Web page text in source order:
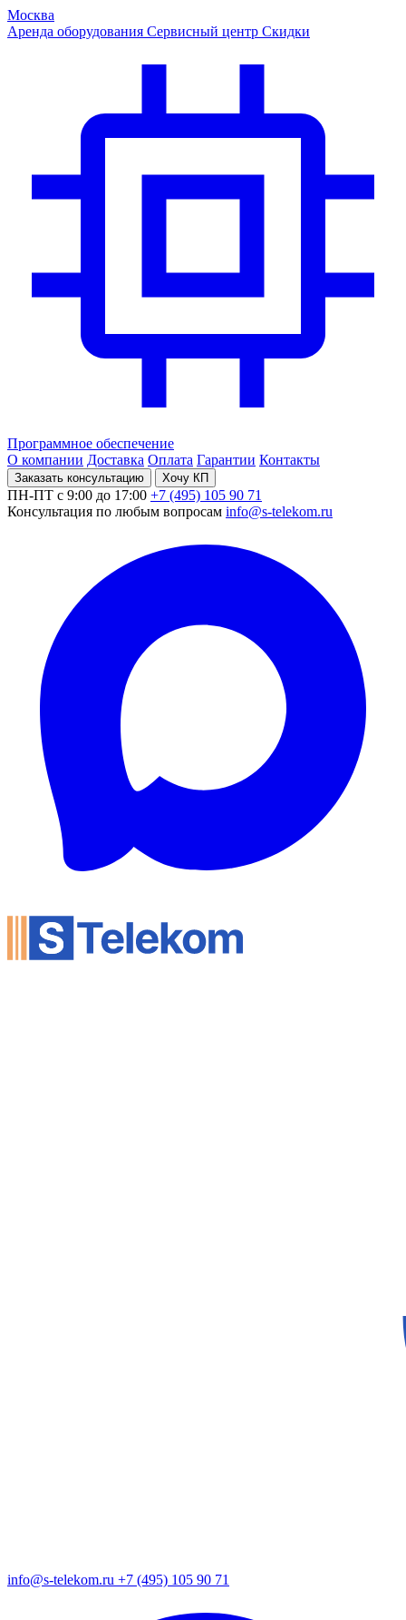
Москва
Аренда оборудования Сервисный центр Скидки
Программное обеспечение
О компании Доставка Оплата Гарантии Контакты
Заказать консультацию Хочу КП
ПН-ПТ с 9:00 до 17:00 +7 (495) 105 90 71
Консультация по любым вопросам info@s-telekom.ru
info@s-telekom.ru +7 (495) 105 90 71